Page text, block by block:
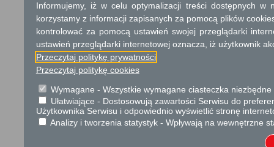
Brak opłat
Tryb odwoławczy
Nie dotyczy
Informacje dodatkowe
Informujemy, iż w celu optymalizacji treści dostępnych w
korzystamy z informacji zapisanych za pomocą plików
kontrolować za pomocą ustawień swojej przeglądarki
ustawień przeglądarki internetowej oznacza, iż użytkownik
Przeczytaj politykę prywatności
Przeczytaj politykę cookies
Wymagane - Wszystkie wymagane ciasteczka
Ułatwiające - Dostosowują zawartości Serwisu do
Użytkownika Serwisu i odpowiednio wyświetlić stronę
Analizy i tworzenia statystyk - Wpływają na wewnętrzne